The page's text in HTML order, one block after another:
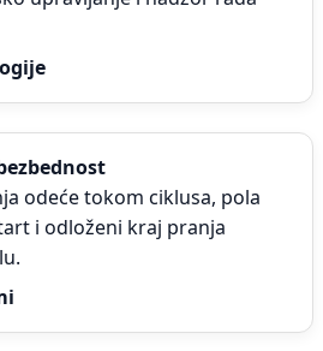
odeće tokom ciklusa, pola
i odloženi kraj pranja